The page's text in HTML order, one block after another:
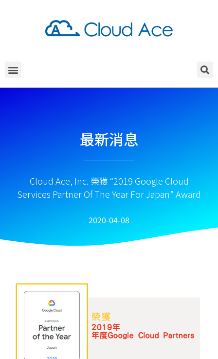
最新消息
Cloud Ace, Inc. 榮獲 “2019 Google Cloud
Services Partner Of The Year For Japan” Award
2020-04-08